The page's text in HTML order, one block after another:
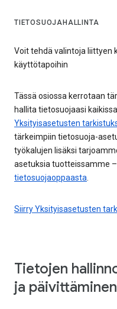
TIETOSUOJAHALLINTA
Voit tehdä valintoja liittyen
käyttötapoihin
Tässä osiossa kerrotaan
hallita tietosuojaasi
Yksityisasetusten
tärkeimpiin tietosuoja-
työkalujen lisäksi
asetuksia tuotteissamme
tietosuojaoppaasta
Siirry Yksityisasetusten
Tietojen
ja päivittäminen